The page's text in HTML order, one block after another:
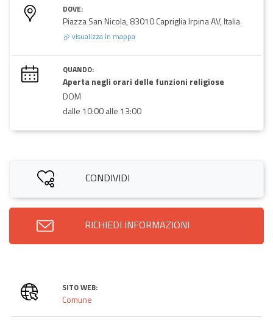
DOVE:
Piazza San Nicola, 83010 Capriglia Irpina AV, Italia
visualizza in mappa
QUANDO:
Aperta negli orari delle funzioni religiose
DOM
dalle 10:00 alle 13:00
CONDIVIDI
RICHIEDI INFORMAZIONI
SITO WEB:
Comune